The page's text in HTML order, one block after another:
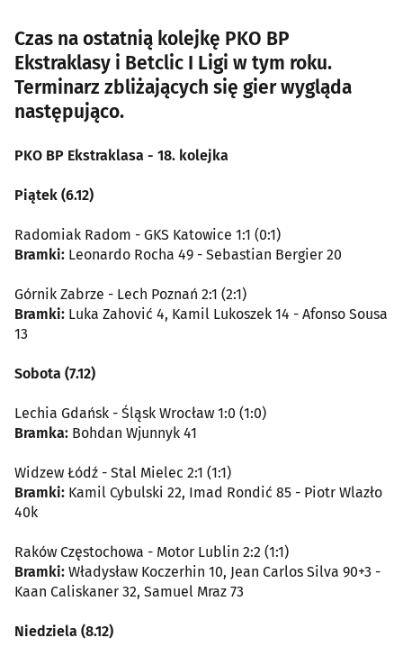
Czas na ostatnią kolejkę PKO BP
Ekstraklasy i Betclic I Ligi w tym roku.
Terminarz zbliżających się gier wygląda
następująco.
PKO BP Ekstraklasa - 18. kolejka
Piątek (6.12)
Radomiak Radom - GKS Katowice 1:1 (0:1)
Bramki: Leonardo Rocha 49 - Sebastian Bergier 20
Górnik Zabrze - Lech Poznań 2:1 (2:1)
Bramki: Luka Zahović 4, Kamil Lukoszek 14 - Afonso Sousa
13
Sobota (7.12)
Lechia Gdańsk - Śląsk Wrocław 1:0 (1:0)
Bramka: Bohdan Wjunnyk 41
Widzew Łódź - Stal Mielec 2:1 (1:1)
Bramki: Kamil Cybulski 22, Imad Rondić 85 - Piotr Wlazło
40k
Raków Częstochowa - Motor Lublin 2:2 (1:1)
Bramki: Władysław Koczerhin 10, Jean Carlos Silva 90+3 -
Kaan Caliskaner 32, Samuel Mraz 73
Niedziela (8.12)